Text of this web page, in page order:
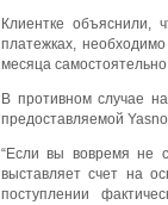
Клиентке объяснили,
платежках,
месяца
В противном случае
предоставляемой
“Если вы вовремя не
выставляет счет на
поступлении